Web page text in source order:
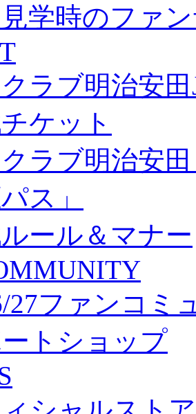
学時のファ
ラブ明治安
ケット
ラブ明治安
ス」
ール＆マナー
27ファンコミ
トショップ